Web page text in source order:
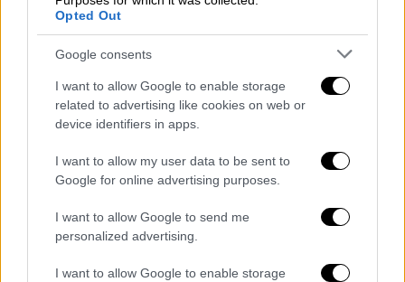
Opted Out
Google consents
I want to allow Google to enable storage
related to advertising like cookies on web or
device identifiers in apps.
I want to allow my user data to be sent to
Google for online advertising purposes.
I want to allow Google to send me
personalized advertising.
I want to allow Google to enable storage
POPULAR VIDEOS
Μεσημεριανό...|09.08.2026 14:15
Μεσημεριανό δελτίο ειδήσεων
09/08/2026